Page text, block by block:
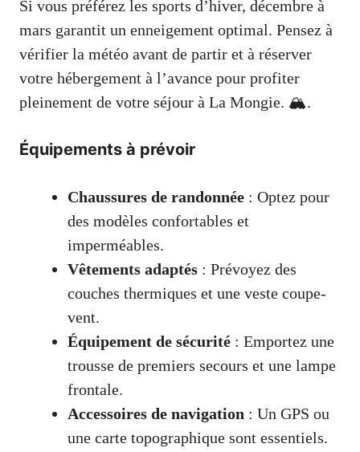
Si vous préférez les sports d’hiver, décembre à
mars garantit un enneigement optimal. Pensez à
vérifier la météo avant de partir et à réserver
votre hébergement à l’avance pour profiter
pleinement de votre séjour à La Mongie. 🏔️.
Équipements à prévoir
Chaussures de randonnée : Optez pour
des modèles confortables et
imperméables.
Vêtements adaptés : Prévoyez des
couches thermiques et une veste coupe-
vent.
Équipement de sécurité : Emportez une
trousse de premiers secours et une lampe
frontale.
Accessoires de navigation : Un GPS ou
une carte topographique sont essentiels.